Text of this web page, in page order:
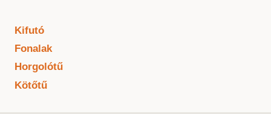
Kifutó
Fonalak
Horgolótű
Kötőtű